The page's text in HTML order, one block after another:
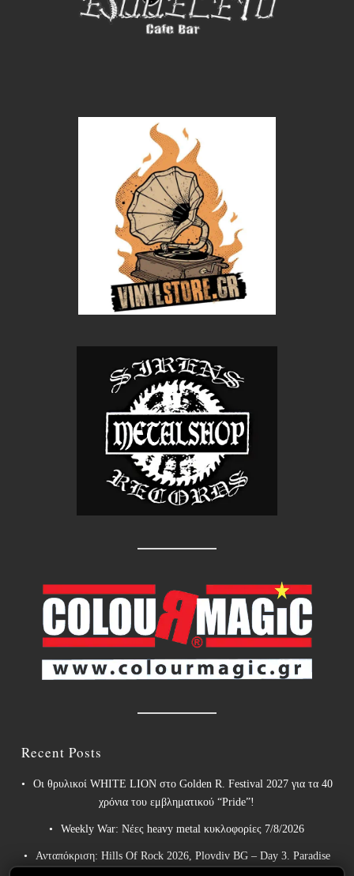
Recent Posts
Οι θρυλικοί WHITE LION στο Golden R. Festival 2027 για τα 40
χρόνια του εμβληματικού “Pride”!
Weekly War: Νέες heavy metal κυκλοφορίες 7/8/2026
Ανταπόκριση: Hills Of Rock 2026, Plovdiv BG – Day 3. Paradise